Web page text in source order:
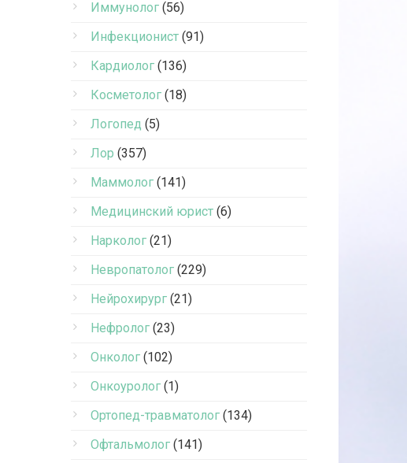
Иммунолог (56)
Инфекционист (91)
Кардиолог (136)
Косметолог (18)
Логопед (5)
Лор (357)
Маммолог (141)
Медицинский юрист (6)
Нарколог (21)
Невропатолог (229)
Нейрохирург (21)
Нефролог (23)
Онколог (102)
Онкоуролог (1)
Ортопед-травматолог (134)
Офтальмолог (141)